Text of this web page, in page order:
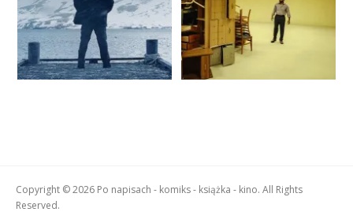
Copyright © 2026 Po napisach - komiks - książka - kino. All Rights
Reserved.